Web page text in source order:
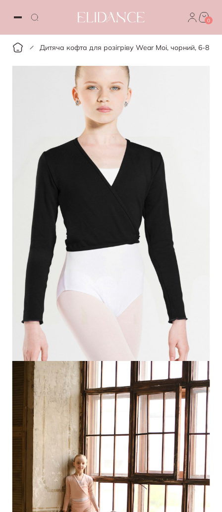
0
Дитяча кофта для розігріву Wear Moi, чорний, 6-8